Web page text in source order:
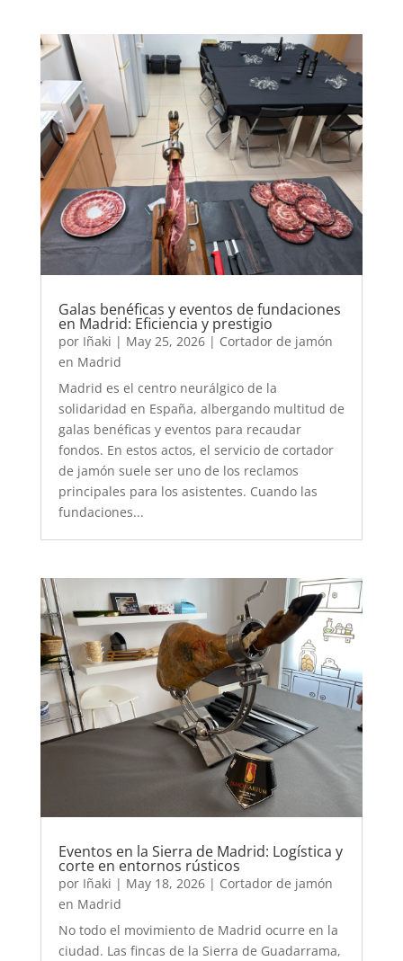
Galas benéficas y eventos de fundaciones
en Madrid: Eficiencia y prestigio
por Iñaki | May 25, 2026| Cortador de jamón
en Madrid
Madrid es el centro neurálgico de la
solidaridad en España, albergando multitud de
galas benéficas y eventos para recaudar
fondos. En estos actos, el servicio de cortador
de jamón suele ser uno de los reclamos
principales para los asistentes. Cuando las
fundaciones...
Eventos en la Sierra de Madrid: Logística y
corte en entornos rústicos
por Iñaki | May 18, 2026| Cortador de jamón
en Madrid
No todo el movimiento de Madrid ocurre en la
ciudad. Las fincas de la Sierra de Guadarrama,